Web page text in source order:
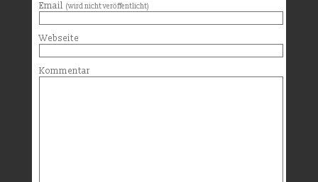
Email (wird nicht veröffentlicht)
Webseite
Kommentar